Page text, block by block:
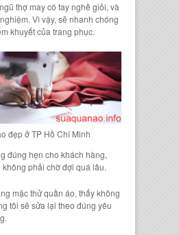
thợ may có tay nghề giỏi, và
Vì vậy, sẽ nhanh chóng
khuyết của trang phục.
đẹp ở TP Hồ Chí Minh
đúng hẹn cho khách hàng,
phải chờ đợi quá lâu.
mặc thử quần áo, thấy không
tôi sẽ sửa lại theo đúng yêu